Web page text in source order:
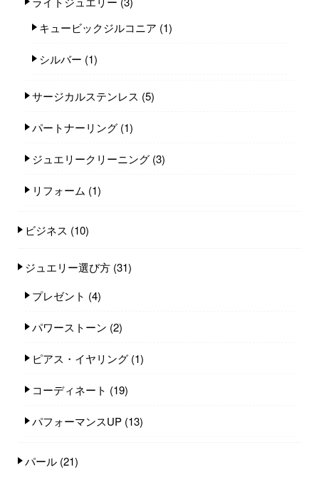
キュービックジルコニア (1)
シルバー (1)
サージカルステンレス (5)
パートナーリング (1)
ジュエリークリーニング (3)
リフォーム (1)
ビジネス (10)
ジュエリー選び方 (31)
プレゼント (4)
パワーストーン (2)
ピアス・イヤリング (1)
コーディネート (19)
パフォーマンスUP (13)
パール (21)